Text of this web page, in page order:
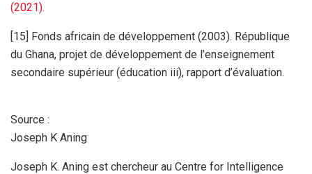
(2021).
[15] Fonds africain de développement (2003). République
du Ghana, projet de développement de l’enseignement
secondaire supérieur (éducation iii), rapport d’évaluation.
Source :
Joseph K Aning
Joseph K. Aning est chercheur au Centre for Intelligence